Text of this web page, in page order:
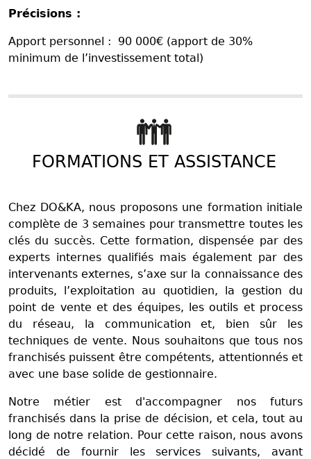
Précisions :
Apport personnel : 90 000€ (apport de 30%
minimum de l’investissement total)
FORMATIONS ET ASSISTANCE
Chez DO&KA, nous proposons une formation initiale
complète de 3 semaines pour transmettre toutes les
clés du succès. Cette formation, dispensée par des
experts internes qualifiés mais également par des
intervenants externes, s’axe sur la connaissance des
produits, l’exploitation au quotidien, la gestion du
point de vente et des équipes, les outils et process
du réseau, la communication et, bien sûr les
techniques de vente. Nous souhaitons que tous nos
franchisés puissent être compétents, attentionnés et
avec une base solide de gestionnaire.
Notre métier est d'accompagner nos futurs
franchisés dans la prise de décision, et cela, tout au
long de notre relation. Pour cette raison, nous avons
décidé de fournir les services suivants, avant